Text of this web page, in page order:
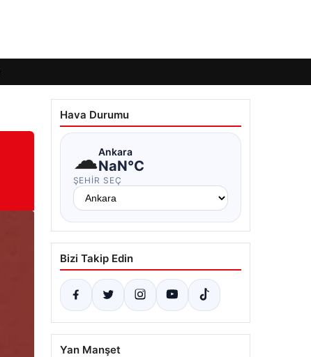
Hava Durumu
☁Ankara
NaN°C
ŞEHIR SEÇ
Bizi Takip Edin
Yan Manşet